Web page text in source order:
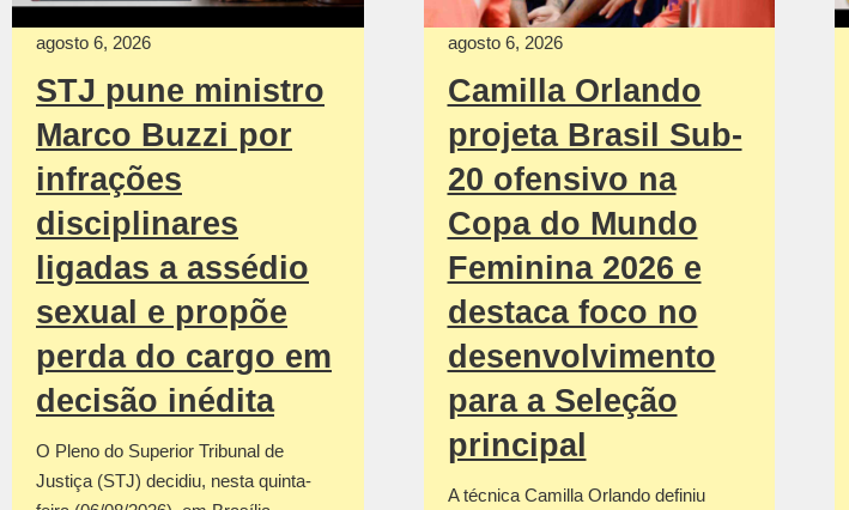
agosto 6, 2026
STJ pune ministro
Marco Buzzi por
infrações
disciplinares
ligadas a assédio
sexual e propõe
perda do cargo em
decisão inédita
O Pleno do Superior Tribunal de
Justiça (STJ) decidiu, nesta quinta-
agosto 6, 2026
Camilla Orlando
projeta Brasil Sub-
20 ofensivo na
Copa do Mundo
Feminina 2026 e
destaca foco no
desenvolvimento
para a Seleção
principal
A técnica Camilla Orlando definiu